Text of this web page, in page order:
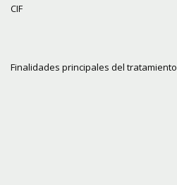
CIF
Finalidades principales del tratamiento